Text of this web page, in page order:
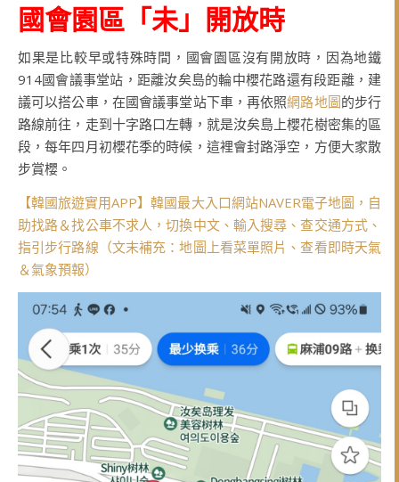
國會園區「未」開放時
如果是比較早或特殊時間，國會園區沒有開放時，因為地鐵
914國會議事堂站，距離汝矣島的輪中櫻花路還有段距離，建
議可以搭公車，在國會議事堂站下車，再依照網路地圖的步行
路線前往，走到十字路口左轉，就是汝矣島上櫻花樹密集的區
段，每年四月初櫻花季的時候，這裡會封路淨空，方便大家散
步賞櫻。
【韓國旅遊實用APP】韓國最大入口網站NAVER電子地圖，自
助找路＆找公車不求人，切換中文、輸入搜尋、查交通方式、
指引步行路線（文末補充：地圖上看菜單照片、查看即時天氣
＆氣象預報）